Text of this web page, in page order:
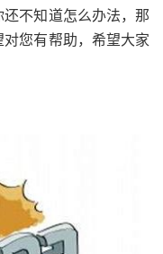
不知道怎么办法，那
您有帮助，希望大家